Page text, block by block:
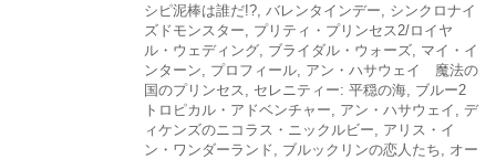
シピ泥棒は誰だ!? バレンタインデー
シンクロナイ
ズドモンスター
プリティ・プリンセス2/ロイヤ
ル・ウェディング ブライダル・ウォーズ マイ・イ
ンターン
プロフィール アン・ハサウェイ 魔法の
国のプリンセス
セレニティー: 平穏の海 ブルー2
トロピカル・アドベンチャー
アン・ハサウェイ
デ
ィケンズのニコラス・ニックルビー
アリス・イ
ン・ワンダーランド
ブルックリンの恋人たち
オー